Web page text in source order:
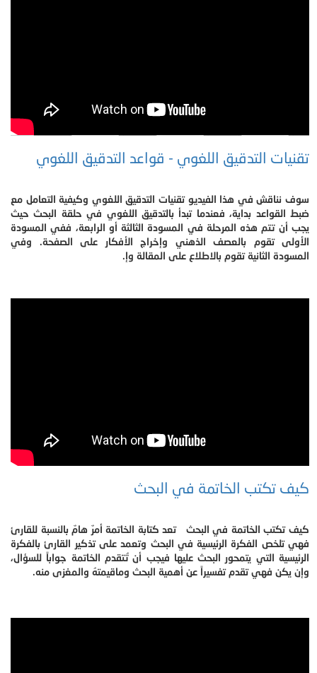
تقنيات التدقيق اللغوي - قواعد التدقيق اللغوي
سوف نناقش في هذا الفيديو تقنيات التدقيق اللغوي وكيفية التعامل مع
ضبط القواعد بداية، فعندما تبدأ بالتدقيق اللغوي في حلقة البحث حيث
يجب أن تتم هذه المرحلة في المسودة الثالثة أو الرابعة، ففي المسودة
الأولى تقوم بالعصف الذهني وإخراج الأفكار على الصفحة. وفي
المسودة الثانية تقوم بالاطلاع على المقالة وإ.
كيف تكتب الخاتمة في البحث
كيف تكتب الخاتمة في البحث تعد كتابة الخاتمة أمرٌ هامٌ بالنسبة للقارئ
فهي تلخص الفكرة الرئيسية في البحث وتعمد على تذكير القارئ بالفكرة
الرئيسية التي يتمحور البحث عليها فيجب أن تُتقدم الخاتمة جواباً للسؤال،
وإن يكن فهي تقدم تفسيراً عن أهمية البحث وماقيمتهُ والمغزى منه.